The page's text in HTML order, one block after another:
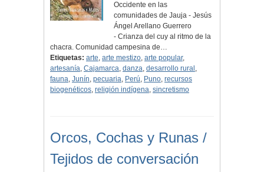
Occidente en las
comunidades de Jauja - Jesús
Ángel Arellano Guerrero
- Crianza del cuy al ritmo de la
chacra. Comunidad campesina de…
Etiquetas: arte, arte mestizo, arte popular,
artesanía, Cajamarca, danza, desarrollo rural ,
fauna, Junín, pecuaria, Perú, Puno, recursos
biogenéticos, religión indígena, sincretismo
Orcos, Cochas y Runas /
Tejidos de conversación